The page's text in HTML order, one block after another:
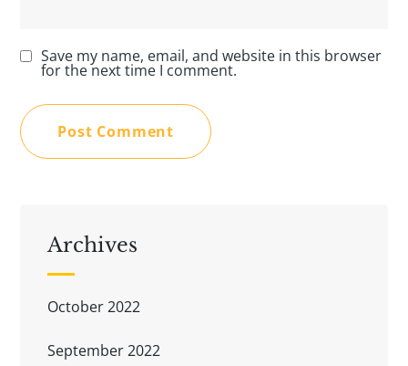
Save my name, email, and website in this browser
for the next time I comment.
Archives
October 2022
September 2022